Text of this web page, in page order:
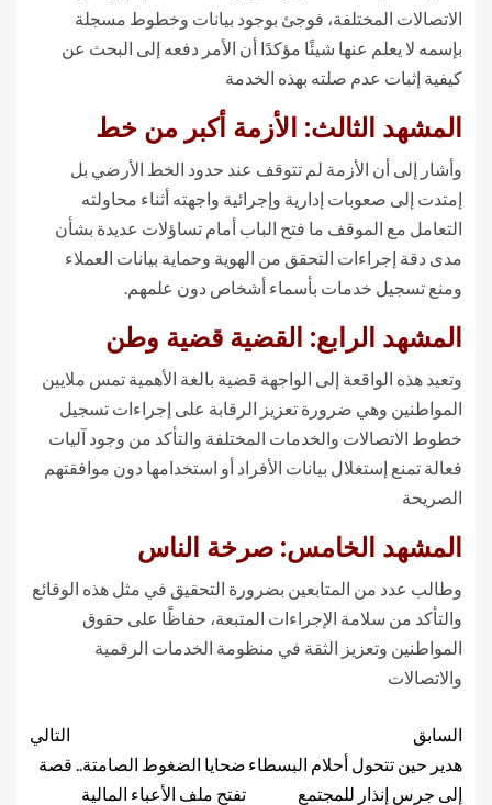
الاتصالات المختلفة، فوجئ بوجود بيانات وخطوط مسجلة
بإسمه لا يعلم عنها شيئًا مؤكدًا أن الأمر دفعه إلى البحث عن
كيفية إثبات عدم صلته بهذه الخدمة
المشهد الثالث: الأزمة أكبر من خط
وأشار إلى أن الأزمة لم تتوقف عند حدود الخط الأرضي بل
إمتدت إلى صعوبات إدارية وإجرائية واجهته أثناء محاولته
التعامل مع الموقف ما فتح الباب أمام تساؤلات عديدة بشأن
مدى دقة إجراءات التحقق من الهوية وحماية بيانات العملاء
ومنع تسجيل خدمات بأسماء أشخاص دون علمهم.
المشهد الرابع: القضية قضية وطن
وتعيد هذه الواقعة إلى الواجهة قضية بالغة الأهمية تمس ملايين
المواطنين وهي ضرورة تعزيز الرقابة على إجراءات تسجيل
خطوط الاتصالات والخدمات المختلفة والتأكد من وجود آليات
فعالة تمنع إستغلال بيانات الأفراد أو استخدامها دون موافقتهم
الصريحة
المشهد الخامس: صرخة الناس
وطالب عدد من المتابعين بضرورة التحقيق في مثل هذه الوقائع
والتأكد من سلامة الإجراءات المتبعة، حفاظًا على حقوق
المواطنين وتعزيز الثقة في منظومة الخدمات الرقمية
والاتصالات
السابق
هدير حين تتحول أحلام البسطاء
إلى جرس إنذار للمجتمع
التالي
ضحايا الضغوط الصامتة.. قصة
تفتح ملف الأعباء المالية